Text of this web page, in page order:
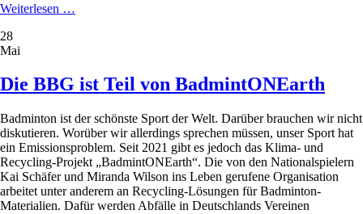
Weiterlesen …
Vorstandsteam
28
Mai
Die BBG ist Teil von BadmintONEarth
Badminton ist der schönste Sport der Welt. Darüber brauchen wir nicht
diskutieren. Worüber wir allerdings sprechen müssen, unser Sport hat
ein Emissionsproblem. Seit 2021 gibt es jedoch das Klima- und
Recycling-Projekt „BadmintONEarth“. Die von den Nationalspielern
Kai Schäfer und Miranda Wilson ins Leben gerufene Organisation
arbeitet unter anderem an Recycling-Lösungen für Badminton-
Materialien. Dafür werden Abfälle in Deutschlands Vereinen